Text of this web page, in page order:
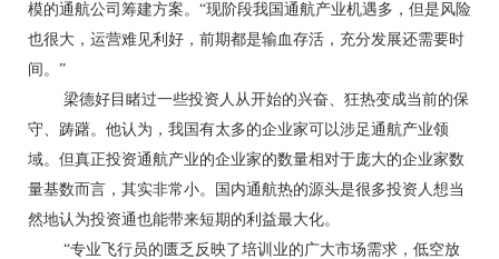
模的通航公司筹建方案。“现阶段我国通航产业机遇多，但是风险
也很大，运营难见利好，前期都是输血存活，充分发展还需要时
间。”
梁德好目睹过一些投资人从开始的兴奋、狂热变成当前的保
守、踌躇。他认为，我国有太多的企业家可以涉足通航产业领
域。但真正投资通航产业的企业家的数量相对于庞大的企业家数
量基数而言，其实非常小。国内通航热的源头是很多投资人想当
然地认为投资通也能带来短期的利益最大化。
“专业飞行员的匮乏反映了培训业的广大市场需求，低空放